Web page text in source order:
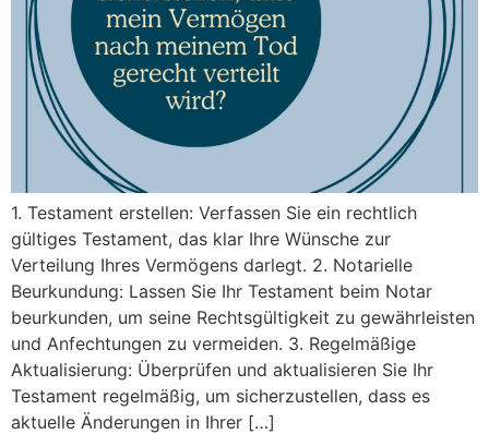
1. Testament erstellen: Verfassen Sie ein rechtlich
gültiges Testament, das klar Ihre Wünsche zur
Verteilung Ihres Vermögens darlegt. 2. Notarielle
Beurkundung: Lassen Sie Ihr Testament beim Notar
beurkunden, um seine Rechtsgültigkeit zu gewährleisten
und Anfechtungen zu vermeiden. 3. Regelmäßige
Aktualisierung: Überprüfen und aktualisieren Sie Ihr
Testament regelmäßig, um sicherzustellen, dass es
aktuelle Änderungen in Ihrer […]